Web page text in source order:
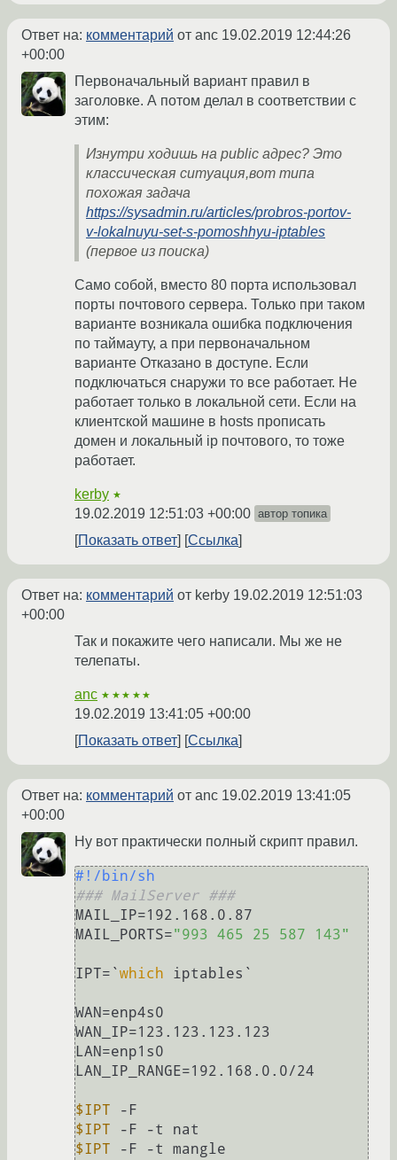
Ответ на: комментарий от anc 19.02.2019 12:44:26
+00:00
Первоначальный вариант правил в
заголовке. А потом делал в соответствии с
этим:
Изнутри ходишь на public адрес? Это
классическая ситуация,вот типа
похожая задача
https://sysadmin.ru/articles/probros-portov-
v-lokalnuyu-set-s-pomoshhyu-iptables
(первое из поиска)
Само собой, вместо 80 порта использовал
порты почтового сервера. Только при таком
варианте возникала ошибка подключения
по таймауту, а при первоначальном
варианте Отказано в доступе. Если
подключаться снаружи то все работает. Не
работает только в локальной сети. Если на
клиентской машине в hosts прописать
домен и локальный ip почтового, то тоже
работает.
kerby ★
19.02.2019 12:51:03 +00:00 автор топика
Показать ответ Ссылка
Ответ на: комментарий от kerby 19.02.2019 12:51:03
+00:00
Так и покажите чего написали. Мы же не
телепаты.
anc ★★★★★
19.02.2019 13:41:05 +00:00
Показать ответ
Ссылка
Ответ на: комментарий от anc 19.02.2019 13:41:05
+00:00
Ну вот практически полный скрипт правил.
#!/bin/sh
### MailServer ###
MAIL_IP=192.168.0.87
MAIL_PORTS="993 465 25 587 143"
IPT=`which iptables`
WAN=enp4s0
WAN_IP=123.123.123.123
LAN=enp1s0
LAN_IP_RANGE=192.168.0.0/24
$IPT
$IPT
$IPT